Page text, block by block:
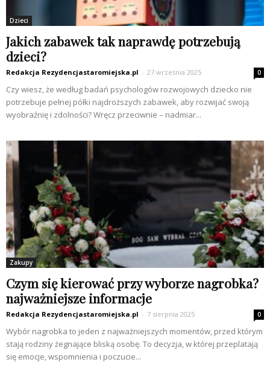
Dzieci
Jakich zabawek tak naprawdę potrzebują
dzieci?
Redakcja Rezydencjastaromiejska.pl - 27 września 2025 0
Czy wiesz, że według badań psychologów rozwojowych dziecko nie
potrzebuje pełnej półki najdroższych zabawek, aby rozwijać swoją
wyobraźnię i zdolności? Wręcz przeciwnie – nadmiar...
Zakupy
Czym się kierować przy wyborze nagrobka?
najważniejsze informacje
Redakcja Rezydencjastaromiejska.pl - 7 sierpnia 2025 0
Wybór nagrobka to jeden z najważniejszych momentów, przed którym
stają rodziny żegnające bliską osobę. To decyzja, w której przeplatają
się emocje, wspomnienia i poczucie...